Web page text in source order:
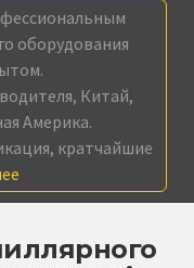
оборудования
Китай,
Америка.
кратчайшие